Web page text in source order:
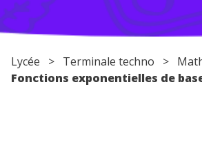
Conseils pour les parents
Lycée > Terminale techno >
Fonctions exponentielles de